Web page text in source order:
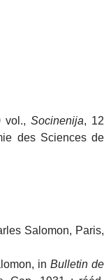
vol.,Socinenija, 12
des Sciences de
Salomon, Paris,
inBulletin de